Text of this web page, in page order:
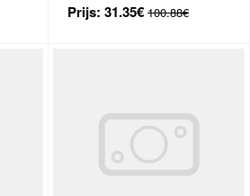
Prijs: 31.35€ 100.88€